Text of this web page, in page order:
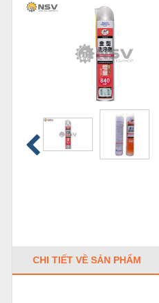
CHI TIẾT VỀ SẢN PHẨM